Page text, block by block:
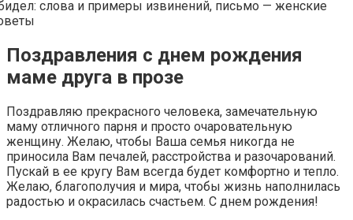
Поздравления с днем рождения
маме друга в прозе
Поздравляю прекрасного человека, замечательную
маму отличного парня и просто очаровательную
женщину. Желаю, чтобы Ваша семья никогда не
приносила Вам печалей, расстройства и разочарований.
Пускай в ее кругу Вам всегда будет комфортно и тепло.
Желаю, благополучия и мира, чтобы жизнь наполнилась
радостью и окрасилась счастьем. С днем рождения!